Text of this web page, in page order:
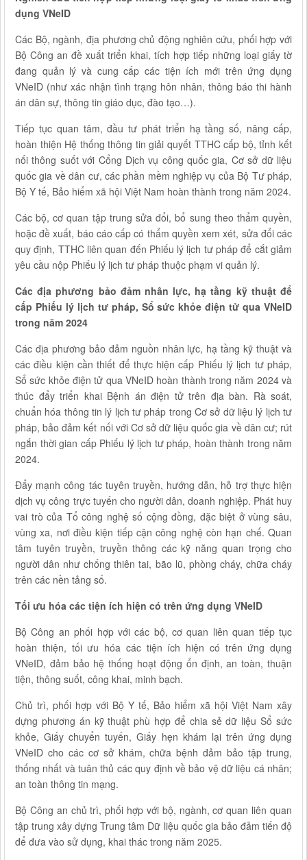
dụng VNeID
Các Bộ, ngành, địa phương chủ động nghiên cứu, phối hợp với
Bộ Công an đề xuất triển khai, tích hợp tiếp những loại giấy tờ
đang quản lý và cung cấp các tiện ích mới trên ứng dụng
VNeID (như xác nhận tình trạng hôn nhân, thông báo thi hành
án dân sự, thông tin giáo dục, đào tạo…).
Tiếp tục quan tâm, đầu tư phát triển hạ tầng số, nâng cấp,
hoàn thiện Hệ thống thông tin giải quyết TTHC cấp bộ, tỉnh kết
nối thông suốt với Cổng Dịch vụ công quốc gia, Cơ sở dữ liệu
quốc gia về dân cư, các phần mềm nghiệp vụ của Bộ Tư pháp,
Bộ Y tế, Bảo hiểm xã hội Việt Nam hoàn thành trong năm 2024.
Các bộ, cơ quan tập trung sửa đổi, bổ sung theo thẩm quyền,
hoặc đề xuất, báo cáo cấp có thẩm quyền xem xét, sửa đổi các
quy định, TTHC liên quan đến Phiếu lý lịch tư pháp để cắt giảm
yêu cầu nộp Phiếu lý lịch tư pháp thuộc phạm vi quản lý.
Các địa phương bảo đảm nhân lực, hạ tầng kỹ thuật để
cấp Phiếu lý lịch tư pháp, Sổ sức khỏe điện tử qua VNeID
trong năm 2024
Các địa phương bảo đảm nguồn nhân lực, hạ tầng kỹ thuật và
các điều kiện cần thiết để thực hiện cấp Phiếu lý lịch tư pháp,
Sổ sức khỏe điện tử qua VNeID hoàn thành trong năm 2024 và
thúc đẩy triển khai Bệnh án điện tử trên địa bàn. Rà soát,
chuẩn hóa thông tin lý lịch tư pháp trong Cơ sở dữ liệu lý lịch tư
pháp, bảo đảm kết nối với Cơ sở dữ liệu quốc gia về dân cư; rút
ngắn thời gian cấp Phiếu lý lịch tư pháp, hoàn thành trong năm
2024.
Đẩy mạnh công tác tuyên truyền, hướng dẫn, hỗ trợ thực hiện
dịch vụ công trực tuyến cho người dân, doanh nghiệp. Phát huy
vai trò của Tổ công nghệ số cộng đồng, đặc biệt ở vùng sâu,
vùng xa, nơi điều kiện tiếp cận công nghệ còn hạn chế. Quan
tâm tuyên truyền, truyền thông các kỹ năng quan trọng cho
người dân như chống thiên tai, bão lũ, phòng cháy, chữa cháy
trên các nền tảng số.
Tối ưu hóa các tiện ích hiện có trên ứng dụng VNeID
Bộ Công an phối hợp với các bộ, cơ quan liên quan tiếp tục
hoàn thiện, tối ưu hóa các tiện ích hiện có trên ứng dụng
VNeID, đảm bảo hệ thống hoạt động ổn định, an toàn, thuận
tiện, thông suốt, công khai, minh bạch.
Chủ trì, phối hợp với Bộ Y tế, Bảo hiểm xã hội Việt Nam xây
dựng phương án kỹ thuật phù hợp để chia sẻ dữ liệu Sổ sức
khỏe, Giấy chuyển tuyến, Giấy hẹn khám lại trên ứng dụng
VNeID cho các cơ sở khám, chữa bệnh đảm bảo tập trung,
thống nhất và tuân thủ các quy định về bảo vệ dữ liệu cá nhân;
an toàn thông tin mạng.
Bộ Công an chủ trì, phối hợp với bộ, ngành, cơ quan liên quan
tập trung xây dựng Trung tâm Dữ liệu quốc gia bảo đảm tiến độ
để đưa vào sử dụng, khai thác trong năm 2025.